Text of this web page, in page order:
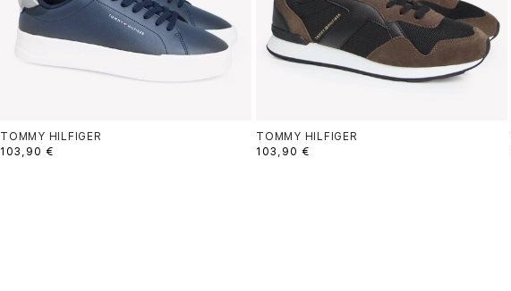
TOMMY HILFIGER
103,90 €
TOMMY HILFIGER
103,90 €